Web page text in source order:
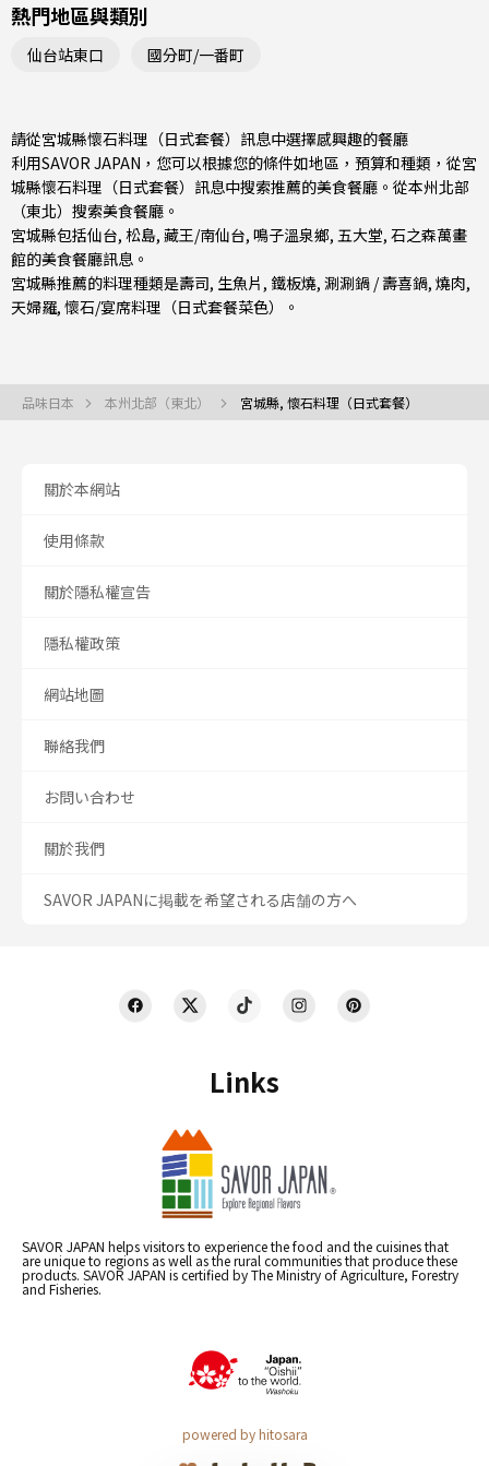
熱門地區與類別
仙台站東口 國分町/一番町
請從宮城縣懷石料理（日式套餐）訊息中選擇感興趣的餐廳
利用SAVOR JAPAN，您可以根據您的條件如地區，預算和種類，從宮
城縣懷石料理（日式套餐）訊息中搜索推薦的美食餐廳。從本州北部
（東北） 搜索美食餐廳。
宮城縣包括仙台, 松島, 藏王/南仙台, 鳴子溫泉鄉, 五大堂, 石之森萬畫
館的美食餐廳訊息。
宮城縣推薦的料理種類是壽司, 生魚片 , 鐵板燒, 涮涮鍋 / 壽喜鍋, 燒肉,
天婦羅, 懷石/宴席料理（日式套餐菜色） 。
品味日本 本州北部（東北） 宮城縣, 懷石料理（日式套餐）
Links
SAVOR JAPAN helps visitors to experience the food and the cuisines that
are unique to regions as well as the rural communities that produce these
products. SAVOR JAPAN is certified by The Ministry of Agriculture, Forestry
and Fisheries.
powered by hitosara
關於本網站
使用條款
關於隱私權宣告
隱私權政策
網站地圖
聯絡我們
お問い合わせ
關於我們
SAVOR JAPANに掲載を希望される店舗の方へ